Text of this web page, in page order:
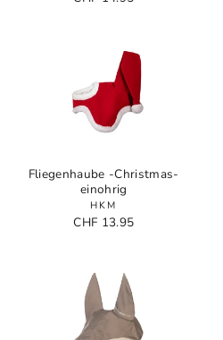
Fliegenhaube -Christmas-
einohrig
HKM
CHF 13.95